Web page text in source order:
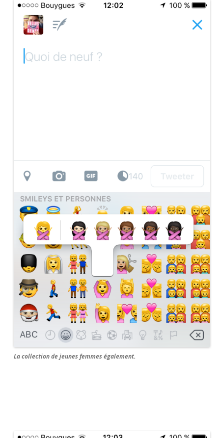
La collection de jeunes femmes également.